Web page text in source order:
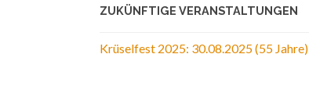
ZUKÜNFTIGE VERANSTALTUNGEN
Krüselfest 2025: 30.08.2025 (55 Jahre)